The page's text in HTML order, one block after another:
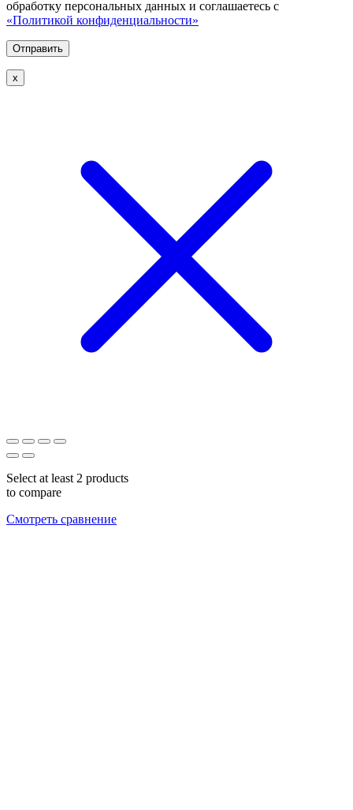
обработку персональных данных и соглашаетесь с
«Политикой конфиденциальности»
х
Select at least 2 products
to compare
Смотреть сравнение